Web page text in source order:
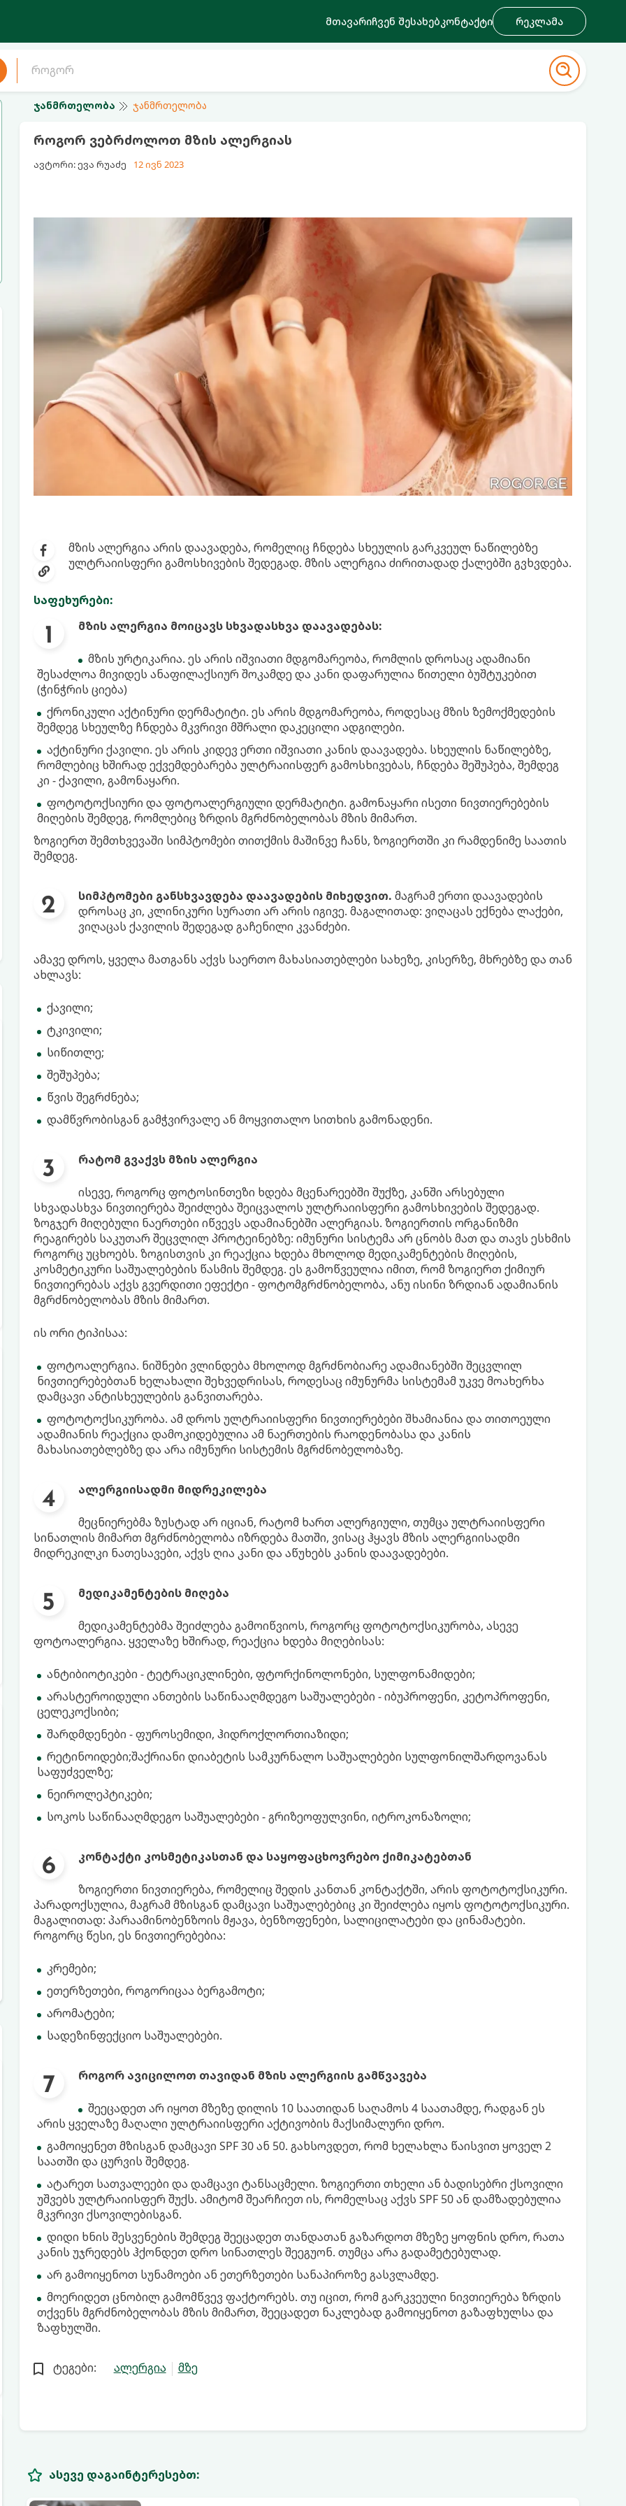
მთავარიჩვენ შესახებკონტაქტი რეკლამა
ჯანმრთელობა ჯანმრთელობა
როგორ ვებრძოლოთ მზის ალერგიას
ავტორი: ევა რუაძე 12 ივნ 2023
მზის ალერგია არის დაავადება, რომელიც ჩნდება სხეულის გარკვეულ ნაწილებზე
ულტრაიისფერი გამოსხივების შედეგად. მზის ალერგია ძირითადად ქალებში გვხვდება.
საფეხურები:
მზის ალერგია მოიცავს სხვადასხვა დაავადებას:
მზის ურტიკარია. ეს არის იშვიათი მდგომარეობა, რომლის დროსაც ადამიანი
შესაძლოა მივიდეს ანაფილაქსიურ შოკამდე და კანი დაფარულია წითელი ბუშტუკებით
(ჭინჭრის ციება)
ქრონიკული აქტინური დერმატიტი. ეს არის მდგომარეობა, როდესაც მზის ზემოქმედების
შემდეგ სხეულზე ჩნდება მკვრივი მშრალი დაკეცილი ადგილები.
აქტინური ქავილი. ეს არის კიდევ ერთი იშვიათი კანის დაავადება. სხეულის ნაწილებზე,
რომლებიც ხშირად ექვემდებარება ულტრაიისფერ გამოსხივებას, ჩნდება შეშუპება, შემდეგ
კი - ქავილი, გამონაყარი.
ფოტოტოქსიური და ფოტოალერგიული დერმატიტი. გამონაყარი ისეთი ნივთიერებების
მიღების შემდეგ, რომლებიც ზრდის მგრძნობელობას მზის მიმართ.
ზოგიერთ შემთხვევაში სიმპტომები თითქმის მაშინვე ჩანს, ზოგიერთში კი რამდენიმე საათის
შემდეგ.
სიმპტომები განსხვავდება დაავადების მიხედვით. მაგრამ ერთი დაავადების
დროსაც კი, კლინიკური სურათი არ არის იგივე. მაგალითად: ვიღაცას ექნება ლაქები,
ვიღაცას ქავილის შედეგად გაჩენილი კვანძები.
ამავე დროს, ყველა მათგანს აქვს საერთო მახასიათებლები სახეზე, კისერზე, მხრებზე და თან
ახლავს:
ქავილი;
ტკივილი;
სიწითლე;
შეშუპება;
წვის შეგრძნება;
დამწვრობისგან გამჭვირვალე ან მოყვითალო სითხის გამონადენი.
რატომ გვაქვს მზის ალერგია
ისევე, როგორც ფოტოსინთეზი ხდება მცენარეებში შუქზე, კანში არსებული
სხვადასხვა ნივთიერება შეიძლება შეიცვალოს ულტრაიისფერი გამოსხივების შედეგად.
ზოგჯერ მიღებული ნაერთები იწვევს ადამიანებში ალერგიას. ზოგიერთის ორგანიზმი
რეაგირებს საკუთარ შეცვლილ პროტეინებზე: იმუნური სისტემა არ ცნობს მათ და თავს ესხმის
როგორც უცხოებს. ზოგისთვის კი რეაქცია ხდება მხოლოდ მედიკამენტების მიღების,
კოსმეტიკური საშუალებების წასმის შემდეგ. ეს გამოწვეულია იმით, რომ ზოგიერთ ქიმიურ
ნივთიერებას აქვს გვერდითი ეფექტი - ფოტომგრძნობელობა, ანუ ისინი ზრდიან ადამიანის
მგრძნობელობას მზის მიმართ.
ის ორი ტიპისაა:
ფოტოალერგია. ნიშნები ვლინდება მხოლოდ მგრძნობიარე ადამიანებში შეცვლილ
ნივთიერებებთან ხელახალი შეხვედრისას, როდესაც იმუნურმა სისტემამ უკვე მოახერხა
დამცავი ანტისხეულების განვითარება.
ფოტოტოქსიკურობა. ამ დროს ულტრაიისფერი ნივთიერებები შხამიანია და თითოეული
ადამიანის რეაქცია დამოკიდებულია ამ ნაერთების რაოდენობასა და კანის
მახასიათებლებზე და არა იმუნური სისტემის მგრძნობელობაზე.
ალერგიისადმი მიდრეკილება
მეცნიერებმა ზუსტად არ იციან, რატომ ხართ ალერგიული, თუმცა ულტრაიისფერი
სინათლის მიმართ მგრძნობელობა იზრდება მათში, ვისაც ჰყავს მზის ალერგიისადმი
მიდრეკილკი ნათესავები, აქვს ღია კანი და აწუხებს კანის დაავადებები.
მედიკამენტების მიღება
მედიკამენტებმა შეიძლება გამოიწვიოს, როგორც ფოტოტოქსიკურობა, ასევე
ფოტოალერგია. ყველაზე ხშირად, რეაქცია ხდება მიღებისას:
ანტიბიოტიკები - ტეტრაციკლინები, ფტორქინოლონები, სულფონამიდები;
არასტეროიდული ანთების საწინააღმდეგო საშუალებები - იბუპროფენი, კეტოპროფენი,
ცელეკოქსიბი;
შარდმდენები - ფუროსემიდი, ჰიდროქლორთიაზიდი;
რეტინოიდები;შაქრიანი დიაბეტის სამკურნალო საშუალებები სულფონილშარდოვანას
საფუძველზე;
ნეიროლეპტიკები;
სოკოს საწინააღმდეგო საშუალებები - გრიზეოფულვინი, იტროკონაზოლი;
კონტაქტი კოსმეტიკასთან და საყოფაცხოვრებო ქიმიკატებთან
ზოგიერთი ნივთიერება, რომელიც შედის კანთან კონტაქტში, არის ფოტოტოქსიკური.
პარადოქსულია, მაგრამ მზისგან დამცავი საშუალებებიც კი შეიძლება იყოს ფოტოტოქსიკური.
მაგალითად: პარაამინობენზოის მჟავა, ბენზოფენები, სალიცილატები და ცინამატები.
როგორც წესი, ეს ნივთიერებებია:
კრემები;
ეთერზეთები, როგორიცაა ბერგამოტი;
არომატები;
სადეზინფექციო საშუალებები.
როგორ ავიცილოთ თავიდან მზის ალერგიის გამწვავება
შეეცადეთ არ იყოთ მზეზე დილის 10 საათიდან საღამოს 4 საათამდე, რადგან ეს
არის ყველაზე მაღალი ულტრაიისფერი აქტივობის მაქსიმალური დრო.
გამოიყენეთ მზისგან დამცავი SPF 30 ან 50. გახსოვდეთ, რომ ხელახლა წაისვით ყოველ 2
საათში და ცურვის შემდეგ.
ატარეთ სათვალეები და დამცავი ტანსაცმელი. ზოგიერთი თხელი ან ბადისებრი ქსოვილი
უშვებს ულტრაიისფერ შუქს. ამიტომ შეარჩიეთ ის, რომელსაც აქვს SPF 50 ან დამზადებულია
მკვრივი ქსოვილებისგან.
დიდი ხნის შესვენების შემდეგ შეეცადეთ თანდათან გაზარდოთ მზეზე ყოფნის დრო, რათა
კანის უჯრედებს ჰქონდეთ დრო სინათლეს შეეგუონ. თუმცა არა გადამეტებულად.
არ გამოიყენოთ სუნამოები ან ეთერზეთები სანაპიროზე გასვლამდე.
მოერიდეთ ცნობილ გამომწვევ ფაქტორებს. თუ იცით, რომ გარკვეული ნივთიერება ზრდის
თქვენს მგრძნობელობას მზის მიმართ, შეეცადეთ ნაკლებად გამოიყენოთ გაზაფხულსა და
ზაფხულში.
ტეგები: ალერგია მზე
ასევე დაგაინტერესებთ: